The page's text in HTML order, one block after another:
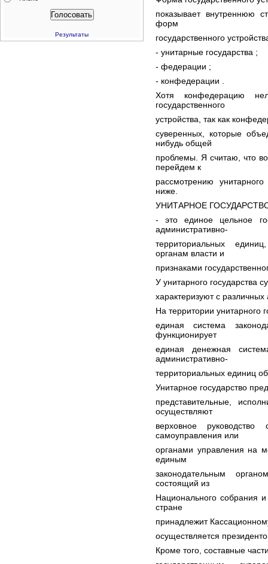
показывает внутреннюю
форм
государственного
- унитарные государства ;
- федерации ;
- конфедерации .
Хотя конфедерацию
государственного
устройства, так как
суверенных, которые
нибудь общей
проблемы. Я считаю, что
перейдем к
рассмотрению
ниже.
УНИТАРНОЕ
- это единое цельное
административно-
территориальных
органам власти и
признаками
У унитарного государства
характеризуют с различных
На территории унитарного
единая система
функционирует
единая денежная
административно-
территориальных единиц
Унитарное государство
представительные,
осуществляют
верховное руководство
самоуправления или
органами управления на
единым
законодательным
состоящий из
Национального собрания
стране
принадлежит
осуществляется
Кроме того, составные
Результаты